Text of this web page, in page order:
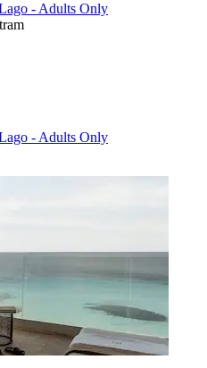
- Adults Only
- Adults Only